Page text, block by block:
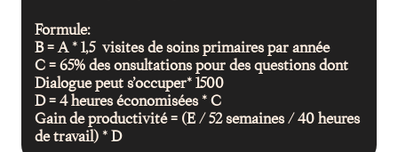
Formule:
B = A * 1,5 visites de soins primaires par année
C = 65% des onsultations pour des questions dont
Dialogue peut s’occuper* 1500
D = 4 heures économisées * C
Gain de productivité = (E / 52 semaines / 40 heures
de travail) * D